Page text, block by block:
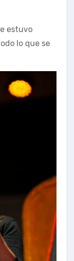
estuvo
lo que se